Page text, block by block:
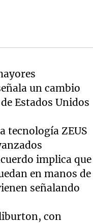
un cambio
Estados Unidos
tecnología ZEUS
implica que
en manos de
señalando
con